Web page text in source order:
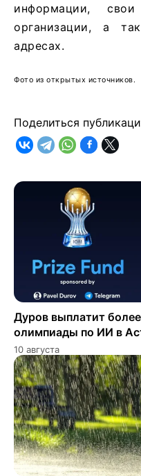
информации,
организации, а
адресах.
Фото из открытых источников.
Поделиться
Дуров выплатит
олимпиады по ИИ в
10 августа